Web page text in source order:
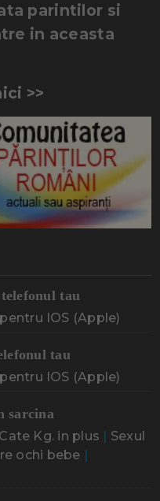
parintilor si
in aceasta
>>
tau
pentru IOS (Apple)
tau
pentru IOS (Apple)
sarcina
Cate Kg. in plus | Sexul
ochi bebe |